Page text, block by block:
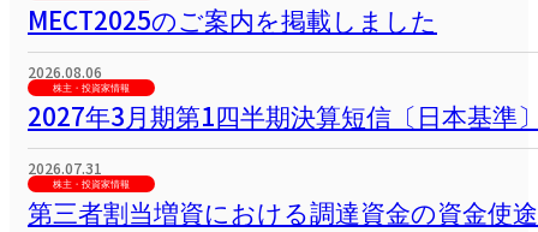
福岡営業所プライベートショー in Sodick
2025.11.28
展示会情報
SEMICON JAPAN2025のご案内を掲載しま
2025.08.29
展示会情報
MECT2025のご案内を掲載しました